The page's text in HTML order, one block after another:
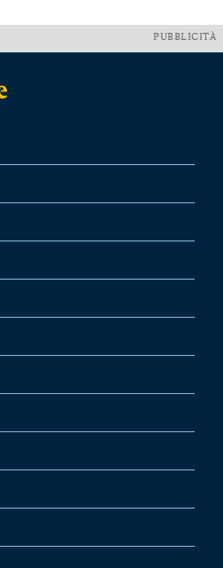
PUBBLICITÀ